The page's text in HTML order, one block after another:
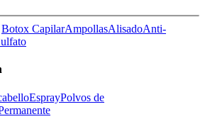
Botox CapilarAmpollasAlisadoAnti-
EsprayPolvos de